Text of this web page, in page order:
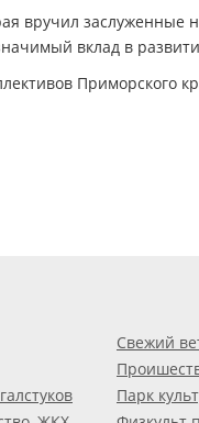
вручил заслуженные
вклад в
Приморского
Свежий
Парк